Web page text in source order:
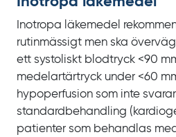
Inotropa läkemedel
rutinmässigt men ska
ett systoliskt blodtryck <90
medelartärtryck under <60
hypoperfusion som inte
standardbehandling
patienter som behandlas